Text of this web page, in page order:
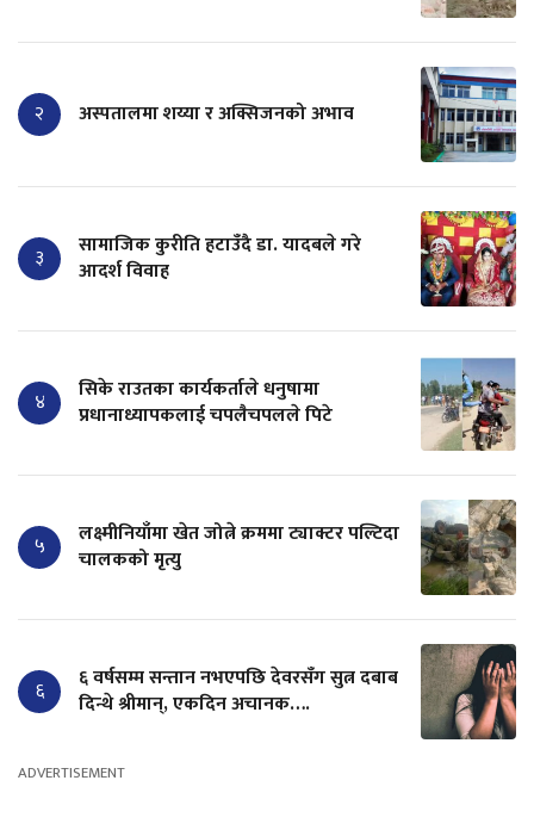
२ अस्पतालमा शय्या र अक्सिजनको अभाव
३
सामाजिक कुरीति हटाउँदै डा. यादबले गरे
आदर्श विवाह
४
सिके राउतका कार्यकर्ताले धनुषामा
प्रधानाध्यापकलाई चपलैचपलले पिटे
५
लक्ष्मीनियाँमा खेत जोत्ने क्रममा ट्याक्टर पल्टिदा
चालकको मृत्यु
६
६ वर्षसम्म सन्तान नभएपछि देवरसँग सुत्न दबाब
दिन्थे श्रीमान्, एकदिन अचानक….
ADVERTISEMENT